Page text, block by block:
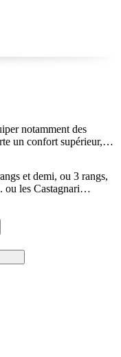
notamment des
un confort supérieur,
et demi, ou 3 rangs,
ou les Castagnari